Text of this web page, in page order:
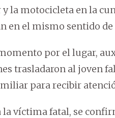
la motocicleta en la
en el mismo sentido
por el lugar,
trasladaron al joven
para recibir
víctima fatal, se